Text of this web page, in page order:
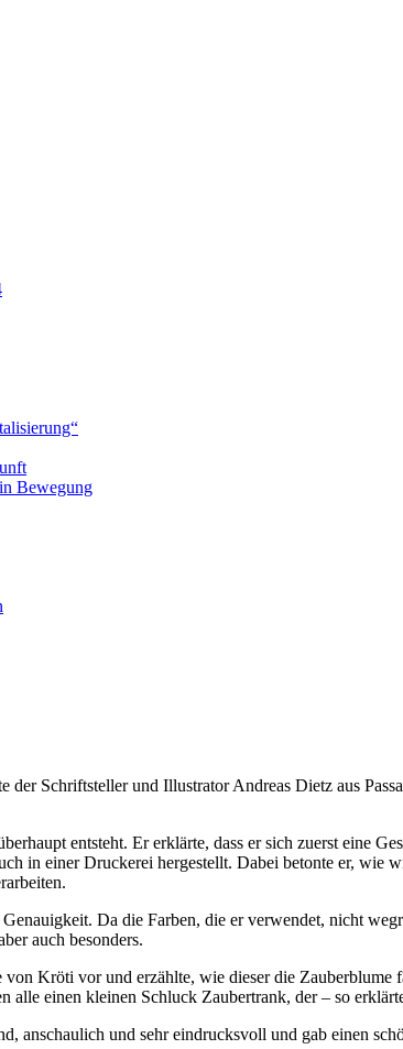
Bewegung
der Schriftsteller und Illustrator Andreas Dietz aus
entsteht. Er erklärte, dass er sich zuerst eine
in einer Druckerei hergestellt. Dabei betonte er, wie
Da die Farben, die er verwendet, nicht
auch besonders.
Kröti vor und erzählte, wie dieser die
alle einen kleinen Schluck Zaubertrank, der – so
anschaulich und sehr eindrucksvoll und gab einen